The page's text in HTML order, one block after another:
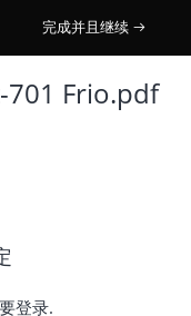
完成并且继续
701 Frio.pdf
登录.